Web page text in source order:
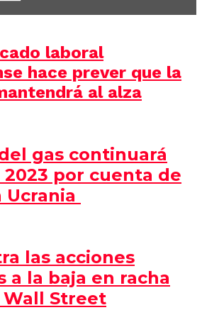
laboral
hace prever que la
al alza
gas continuará
por cuenta de
Ucrania
las acciones
a la baja en racha
Street